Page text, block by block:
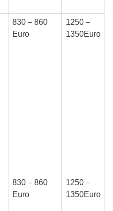
830 – 860
Euro
1250 –
1350Euro
830 – 860
Euro
1250 –
1350Euro